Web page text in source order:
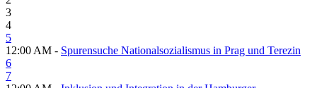
3
4
5
12:00 AM - Spurensuche Nationalsozialismus in Prag und Terezin
6
7